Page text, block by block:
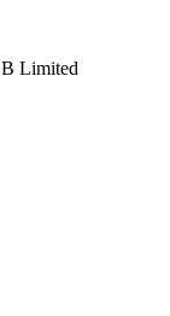
Limited